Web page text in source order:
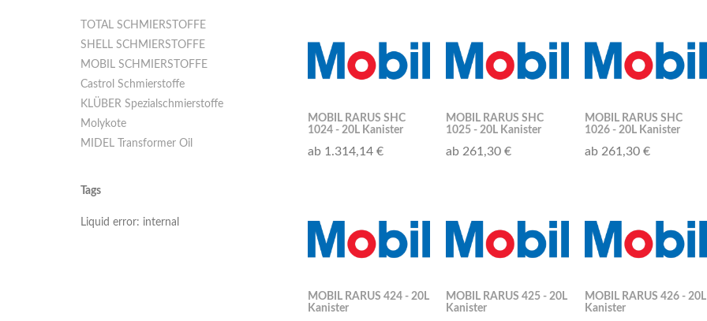
TOTAL SCHMIERSTOFFE
SHELL SCHMIERSTOFFE
MOBIL SCHMIERSTOFFE
Castrol Schmierstoffe
KLÜBER Spezialschmierstoffe
Molykote
MIDEL Transformer Oil
Tags
Liquid error: internal
MOBIL RARUS SHC
1024 - 20L Kanister
ab 1.314,14 €
MOBIL RARUS SHC
1025 - 20L Kanister
ab 261,30 €
MOBIL RARUS SHC
1026 - 20L Kanister
ab 261,30 €
MOBIL RARUS 424 - 20L
Kanister
MOBIL RARUS 425 - 20L
Kanister
MOBIL RARUS 426 - 20L
Kanister